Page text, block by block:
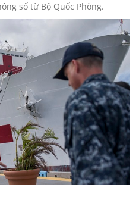
số từ Bộ Quốc Phòng.